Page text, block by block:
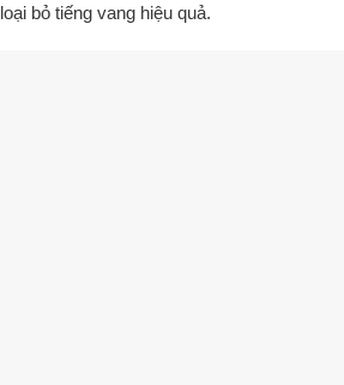
bỏ tiếng vang hiệu quả.